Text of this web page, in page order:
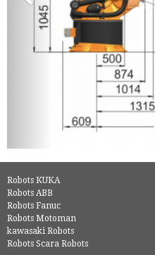
Robots KUKA
Robots ABB
Robots Fanuc
Robots Motoman
kawasaki Robots
Robots Scara Robots